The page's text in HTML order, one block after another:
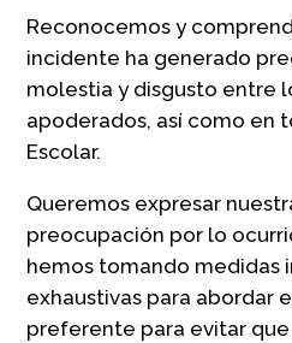
Reconocemos y
incidente ha generado
molestia y disgusto entre
apoderados, así como en
Escolar.
Queremos expresar
preocupación por lo
hemos tomando medidas
exhaustivas para abordar
preferente para evitar